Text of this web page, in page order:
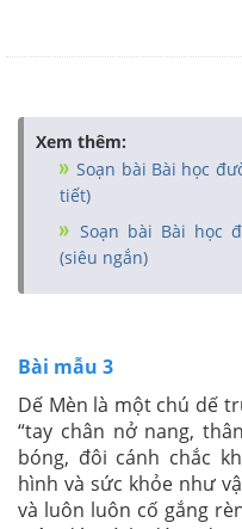
Xem thêm:
Soạn bài Bài học
tiết)
Soạn bài Bài học
(siêu ngắn)
Bài mẫu 3
Dế Mèn là một chú dế
“tay chân nở nang,
bóng, đôi cánh chắc
hình và sức khỏe như
và luôn luôn cố gắng